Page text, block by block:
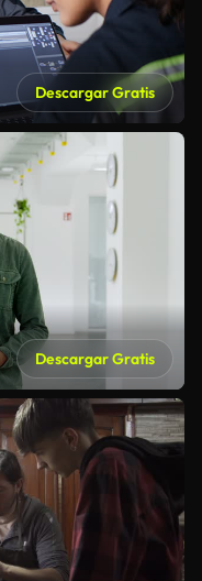
Descargar Gratis
Descargar Gratis